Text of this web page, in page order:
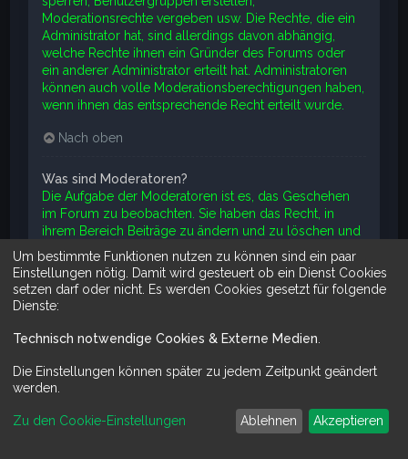
Moderationsrechte vergeben usw. Die Rechte, die ein
Administrator hat, sind allerdings davon abhängig,
welche Rechte ihnen ein Gründer des Forums oder
ein anderer Administrator erteilt hat. Administratoren
können auch volle Moderationsberechtigungen haben,
wenn ihnen das entsprechende Recht erteilt wurde.
Nach oben
Was sind Moderatoren?
Die Aufgabe der Moderatoren ist es, das Geschehen
im Forum zu beobachten. Sie haben das Recht, in
ihrem Bereich Beiträge zu ändern und zu löschen und
Themen zu schließen, zu öffnen, zu verschieben und
zu teilen. Üblicherweise verhindern Moderatoren, dass
Mitglieder „offtopic“, d. h. etwas nicht zum Thema
Passendes, oder Beleidigendes bzw. Angreifendes
Was sind Benutzergruppen?
Benutzergruppen sind Gruppen von Mitgliedern, die
die Mitglieder des Boards in für die Board-
Um bestimmte Funktionen nutzen zu können sind ein paar
Einstellungen nötig. Damit wird gesteuert ob ein Dienst Cookies
setzen darf oder nicht. Es werden Cookies gesetzt für folgende
Dienste:
Technisch notwendige Cookies & Externe Medien
Die Einstellungen können später zu jedem Zeitpunkt geändert
werden.
Zu den Cookie-Einstellungen Ablehnen Akzeptieren